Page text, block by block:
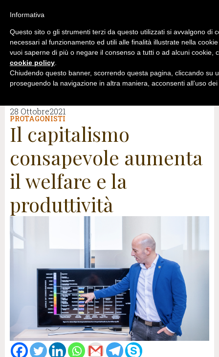
28 Ottobre2021
PROTAGONISTI
Il capitalismo
consapevole aumenta
il welfare e la
produttività
Informativa
Questo sito o gli strumenti terzi da questo utilizzati si avvalgono di
necessari al funzionamento ed utili alle finalità illustrate nella
vuoi saperne di più o negare il consenso a tutti o ad alcuni cookie,
cookie policy.
Chiudendo questo banner, scorrendo questa pagina, cliccando su
proseguendo la navigazione in altra maniera, acconsenti all’uso